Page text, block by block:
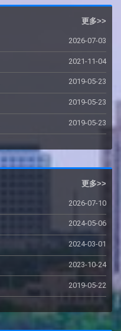
更多>>
2026-07-03
2021-11-04
2019-05-23
2019-05-23
2019-05-23
更多>>
2026-07-10
2024-05-06
2024-03-01
2023-10-24
2019-05-22